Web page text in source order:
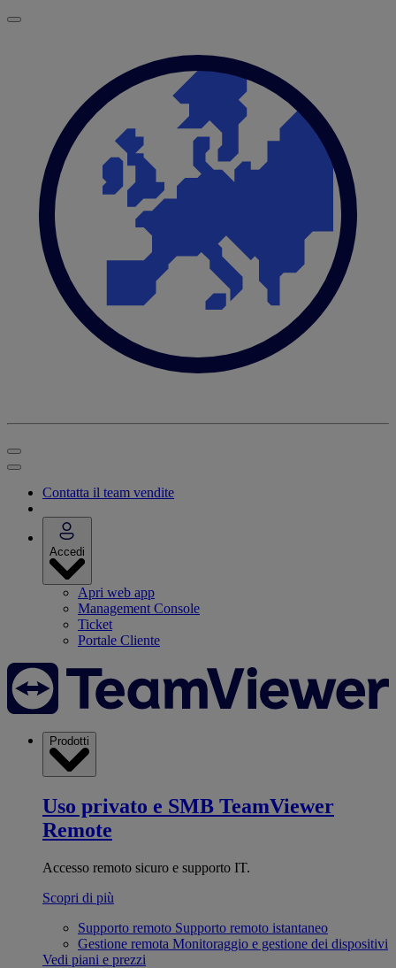
Contatta il team vendite
Accedi
Apri web app
Management Console
Ticket
Portale Cliente
Prodotti
Uso privato e SMB TeamViewer
Remote
Accesso remoto sicuro e supporto IT.
Scopri di più
Supporto remoto Supporto remoto istantaneo
Gestione remota Monitoraggio e gestione dei dispositivi
Vedi piani e prezzi